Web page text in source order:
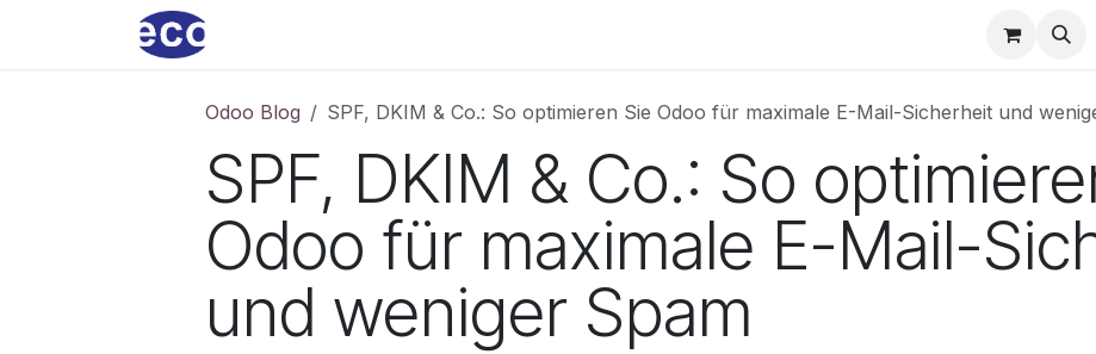
Zum Inhalt springen
Odoo Blog SPF, DKIM & Co.: So optimieren Sie Odoo für maximale E-Mail-Sicherheit und
SPF, DKIM & Co.: So
Odoo für maximale E-Mail-
und weniger Spam